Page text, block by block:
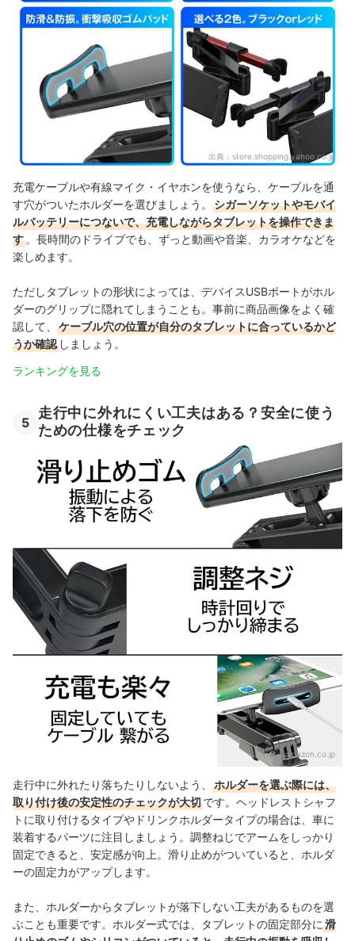
出典： store.shopping.yahoo.co.jp
充電ケーブルや有線マイク・イヤホンを使うなら、ケーブルを通
す穴がついたホルダーを選びましょう。
シガーソケットやモバイ
ルバッテリーにつないで、充電しながらタブレットを操作できま
す 。長時間のドライブでも、ずっと動画や音楽、カラオケなどを
楽しめます。
ただしタブレットの形状によっては、デバイスUSBポートがホル
ダーのグリップに隠れてしまうことも。事前に商品画像をよく確
認して、
ケーブル穴の位置が自分のタブレットに合っているかど
うか確認 しましょう。
ランキングを見る
5
走行中に外れにくい工夫はある？安全に使う
ための仕様をチェック
出典：amazon.co.jp
走行中に外れたり落ちたりしないよう、
ホルダーを選ぶ際には、
取り付け後の安定性のチェックが大切です。ヘッドレストシャフ
トに取り付けるタイプやドリンクホルダータイプの場合は、車に
装着するパーツに注目しましょう。調整ねじでアームをしっかり
固定できると、安定感が向上。滑り止めがついていると、ホルダ
ーの固定力がアップします。
また、ホルダーからタブレットが落下しない工夫があるものを選
ぶことも重要です。ホルダー式では、タブレットの固定部分に 滑